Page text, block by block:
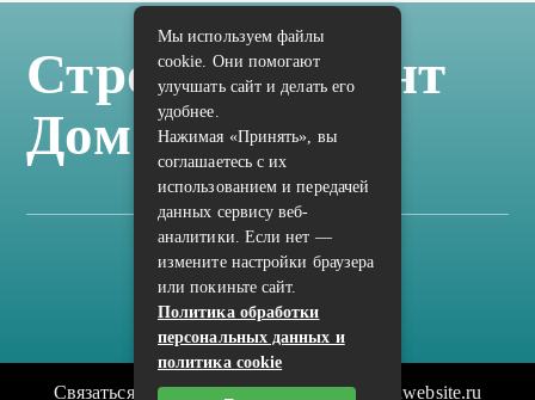
Стройка Ремонт
Дом Отделка
Карта сайта
Политика конфиденциальности
Связаться с редакцией сайта: vilic.ru@mailwebsite.ru
Мы используем файлы
cookie. Они помогают
улучшать сайт и делать его
удобнее.
Нажимая «Принять», вы
соглашаетесь с их
использованием и передачей
данных сервису веб-
аналитики. Если нет —
измените настройки браузера
или покиньте сайт.
Политика обработки
персональных данных и
политика cookie